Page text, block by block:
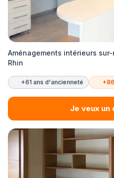
Aménagements intérieurs
Rhin
+61 ans d'ancienneté
Je veux